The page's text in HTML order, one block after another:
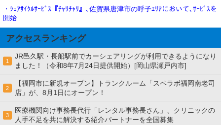
・ｼｪｱｻｲｸﾙｻｰﾋﾞｽ『ﾁｬﾘﾁｬﾘ』､佐賀県唐津市の呼子ｴﾘｱにおいて､ｻｰﾋﾞｽを
開始
アクセスランキング
1
JR邑久駅・長船駅前でカーシェアリングが利用できるようになり
ました！（令和8年7月24日提供開始）[岡山県瀬戸内市]
2
【福岡市に新規オープン】トランクルーム「スペラボ福岡南老司
店」が、8月1日にオープン！
3
医療機関向け事務長代行「レンタル事務長さん」、クリニックの
人手不足を共に解決する紹介パートナーを全国募集